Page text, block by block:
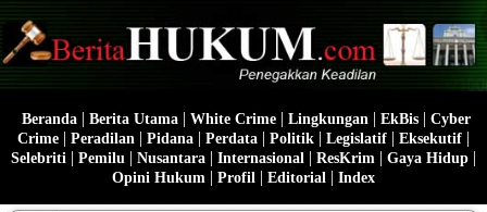
Beranda| Berita Utama| White Crime| Lingkungan | EkBis| Cyber
Crime | Peradilan | Pidana | Perdata | Politik | Legislatif | Eksekutif |
Selebriti | Pemilu | Nusantara | Internasional | ResKrim | Gaya Hidup |
Opini Hukum | Profil | Editorial | Index